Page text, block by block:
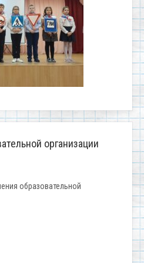
организации
образовательной